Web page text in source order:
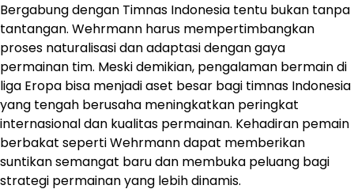
Bergabung dengan Timnas Indonesia tentu bukan tanpa
tantangan. Wehrmann harus mempertimbangkan
proses naturalisasi dan adaptasi dengan gaya
permainan tim. Meski demikian, pengalaman bermain di
liga Eropa bisa menjadi aset besar bagi timnas Indonesia
yang tengah berusaha meningkatkan peringkat
internasional dan kualitas permainan. Kehadiran pemain
berbakat seperti Wehrmann dapat memberikan
suntikan semangat baru dan membuka peluang bagi
strategi permainan yang lebih dinamis.